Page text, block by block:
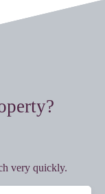
very quickly.